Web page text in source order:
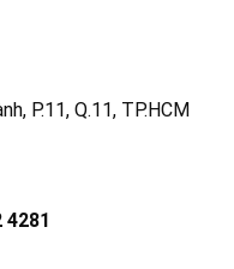
P.11, Q.11, TP.HCM